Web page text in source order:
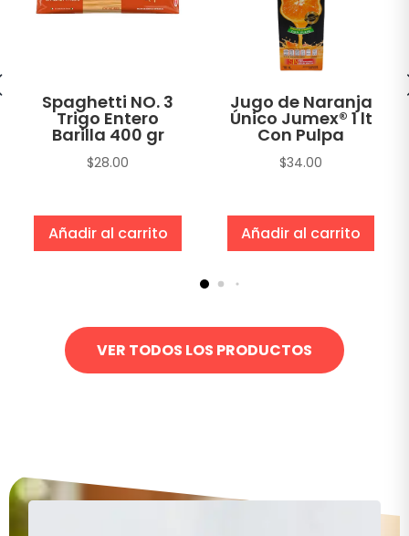
Spaghetti NO. 3
Trigo Entero
Barilla 400 gr
$28.00
Añadir al carrito
Jugo de Naranja
Único Jumex® 1 lt
Con Pulpa
$34.00
Añadir al carrito
VER TODOS LOS PRODUCTOS